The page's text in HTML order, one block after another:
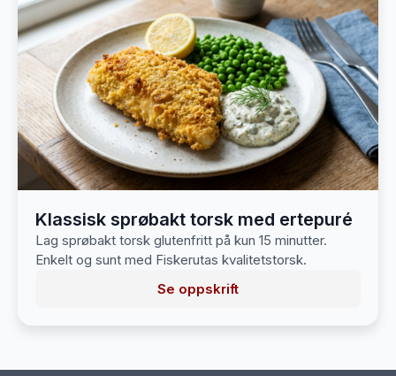
Klassisk sprøbakt torsk med ertepuré
Lag sprøbakt torsk glutenfritt på kun 15 minutter.
Enkelt og sunt med Fiskerutas kvalitetstorsk.
Se oppskrift